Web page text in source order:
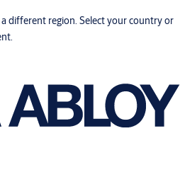
different region. Select your country or